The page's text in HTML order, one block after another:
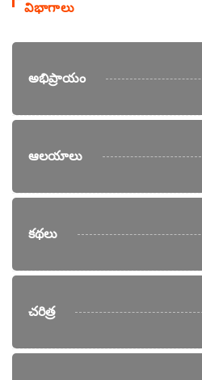
విభాగాలు
అభిప్రాయం
ఆలయాలు
కథలు
చరిత్ర